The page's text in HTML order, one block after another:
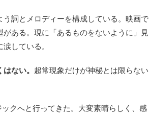
詞とメロディーを構成している。映画で
ある。現に「あるものをないように」見
している。
ない。 超常現象だけが神秘とは限らない
クへと行ってきた。大変素晴らしく、感